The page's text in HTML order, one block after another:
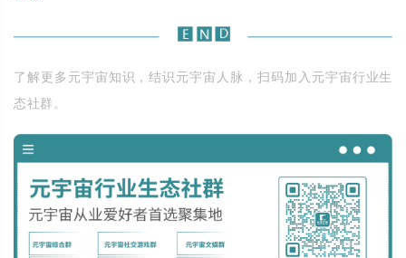
了解更多元宇宙知识，结识元宇宙人脉，扫码加入元宇宙行业生
态社群。